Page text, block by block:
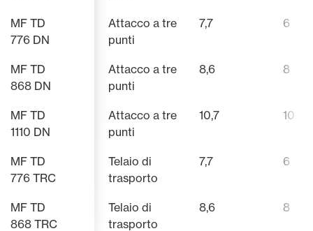
Attacco a tre
punti
7,7 6
Attacco a tre
punti
8,6 8
Attacco a tre
punti
10,7 10
Telaio di
trasporto
7,7 6
Telaio di
trasporto
8,6 8
MF TD
776 DN
MF TD
868 DN
MF TD
1110 DN
MF TD
776 TRC
MF TD
868 TRC